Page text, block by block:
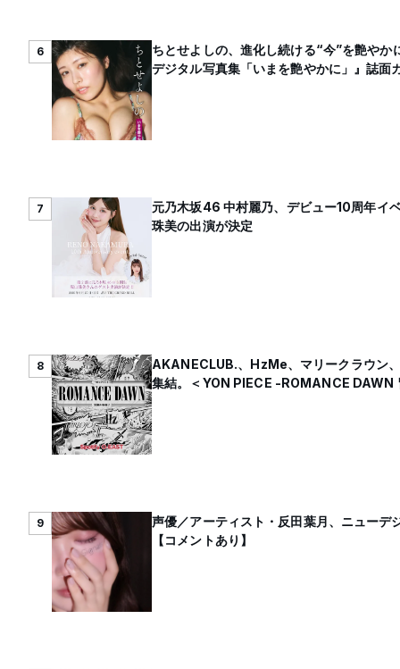
6
ちとせよしの、進化し続ける“今”を艶や
デジタル写真集「いまを艶やかに」』誌面
7
元乃木坂46 中村麗乃、デビュー10周年イ
珠美の出演が決定
8
AKANECLUB.、HzMe、マリークラウ
集結。＜YON PIECE -ROMANCE DAWN
9
声優／アーティスト・反田葉月、ニュー
【コメントあり】